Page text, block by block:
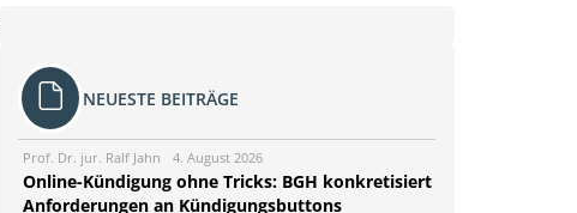
NEUESTE BEITRÄGE
Prof. Dr. jur. Ralf Jahn 4. August 2026
Online-Kündigung ohne Tricks: BGH konkretisiert
Anforderungen an Kündigungsbuttons